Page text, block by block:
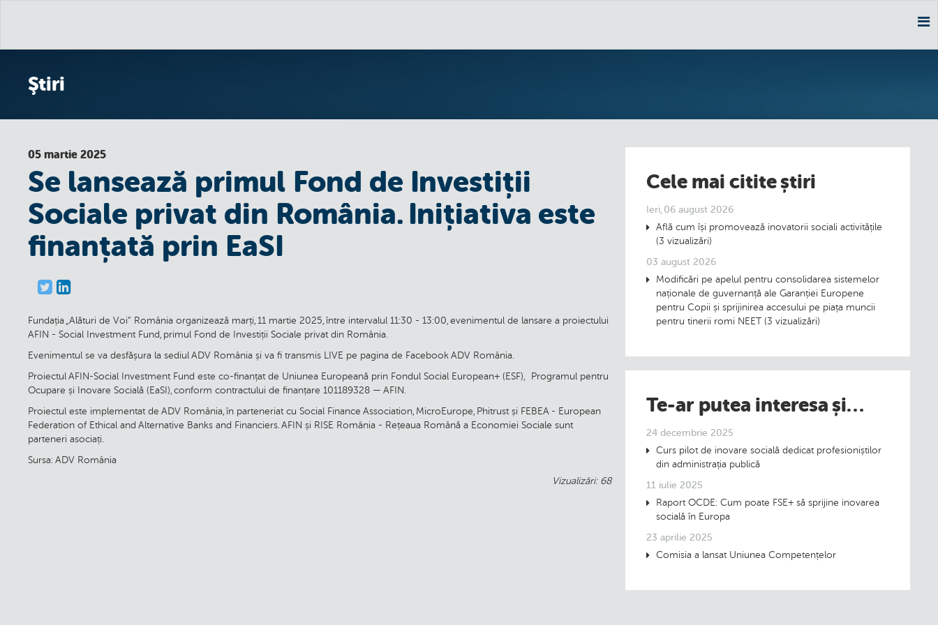
Ştiri
05 martie 2025
Se lansează primul Fond de Investiții
Sociale privat din România. Inițiativa este
finanțată prin EaSI
Fundația „Alături de Voi” România organizează marți, 11 martie 2025, între intervalul 11:30 - 13:00, evenimentul de lansare a proiectului
AFIN - Social Investment Fund, primul Fond de Investiții Sociale privat din România.
Evenimentul se va desfășura la sediul ADV România și va fi transmis LIVE pe pagina de Facebook ADV România.
Proiectul AFIN-Social Investment Fund este co-finanțat de Uniunea Europeană prin Fondul Social European+ (ESF), Programul pentru
Ocupare și Inovare Socială (EaSI), conform contractului de finanțare 101189328 — AFIN.
Proiectul este implementat de ADV România, în parteneriat cu Social Finance Association, MicroEurope, Phitrust și FEBEA - European
Federation of Ethical and Alternative Banks and Financiers. AFIN și RISE România - Rețeaua Română a Economiei Sociale sunt
parteneri asociați.
Sursa: ADV România
Vizualizări: 68
Cele mai citite știri
Ieri, 06 august 2026
Află cum își promovează inovatorii sociali activitățile
(3 vizualizări)
03 august 2026
Modificări pe apelul pentru consolidarea sistemelor
naționale de guvernanță ale Garanției Europene
pentru Copii și sprijinirea accesului pe piața muncii
pentru tinerii romi NEET (3 vizualizări)
Te-ar putea interesa și…
24 decembrie 2025
Curs pilot de inovare socială dedicat profesioniștilor
din administrația publică
11 iulie 2025
Raport OCDE: Cum poate FSE+ să sprijine inovarea
socială în Europa
23 aprilie 2025
Comisia a lansat Uniunea Competențelor